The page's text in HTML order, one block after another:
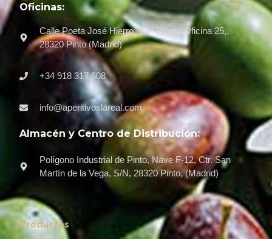
Oficinas:
Calle Poeta José Hierro, 1 2ª Planta Oficina 25,.
28320 Pinto (Madrid)
+34 918 317 608
info@aperitivoslareal.com
Almacén y Centro de Distribución:
Polígono Industrial de Pinto, Nave F-12, Ctr. San
Martín de la Vega, S/N, 28320 Pinto, (Madrid)
Productos